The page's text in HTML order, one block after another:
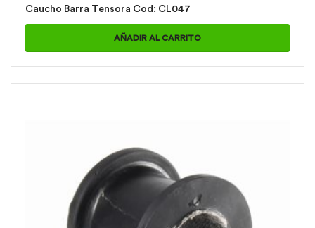
Caucho Barra Tensora Cod: CL047
AÑADIR AL CARRITO